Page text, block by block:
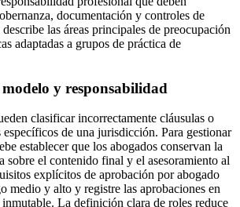
documentación y controles de
las áreas principales de preocupación
adaptadas a grupos de práctica de
y responsabilidad
clasificar incorrectamente cláusulas o
específicos de una jurisdicción. Para gestionar
establecer que los abogados conservan la
sobre el contenido final y el asesoramiento al
explícitos de aprobación por abogado
medio y alto y registre las aprobaciones en
La definición clara de roles reduce